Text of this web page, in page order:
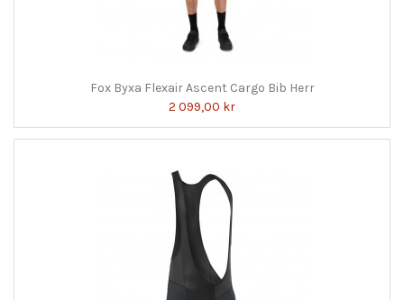
Fox Byxa Flexair Ascent Cargo Bib Herr
2 099,00 kr